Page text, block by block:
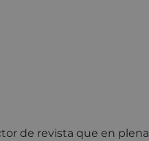
de revista que en plena